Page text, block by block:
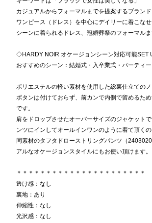
カジュアルからフォーマルまでを提案するブランド
ワンピース（ドレス）を中心にデイリーに着こな
シーンに着られるドレス、冠婚葬祭のフォーマルま
◇HARDY NOIR オケージョンシーン対応可能SET
おすすめのシーン：結婚式・入卒業式・パーティ
ポリエステルの軽い素材を使用した総裏仕立てのノ
ボタンは付けておらず、前カンで内側で留めるた
です。
肩をドロップさせたオーバーサイズのジャケット
ンツにインしてオールインワンのように着て頂くの
同素材のタフタドローストリングパンツ（
アルなオケージョンスタイルにもお使い頂けます。
＊＊＊＊＊＊＊＊＊＊＊＊＊＊＊＊＊＊＊＊＊＊
透け感：なし
裏地：あり
伸縮性：なし
光沢感：なし